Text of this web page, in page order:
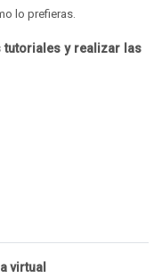
lo prefieras.
tutoriales y realizar las
virtual